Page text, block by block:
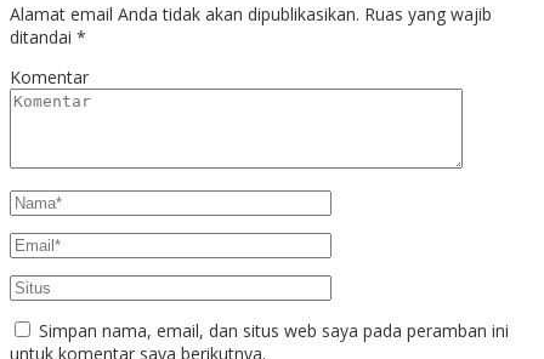
Alamat email Anda tidak akan dipublikasikan. Ruas yang wajib
ditandai *
Komentar
Simpan nama, email, dan situs web saya pada peramban ini
untuk komentar saya berikutnya.